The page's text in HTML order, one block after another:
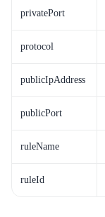
privatePort
protocol
publicIpAddress
publicPort
ruleName
ruleId